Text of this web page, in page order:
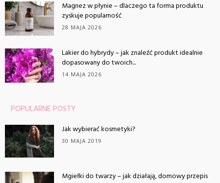
Magnez w płynie – dlaczego ta forma produktu
zyskuje popularność
28 MAJA 2026
Lakier do hybrydy – jak znaleźć produkt idealnie
dopasowany do twoich...
14 MAJA 2026
POPULARNE POSTY
Jak wybierać kosmetyki?
30 MAJA 2019
Mgiełki do twarzy – jak działają, domowy przepis